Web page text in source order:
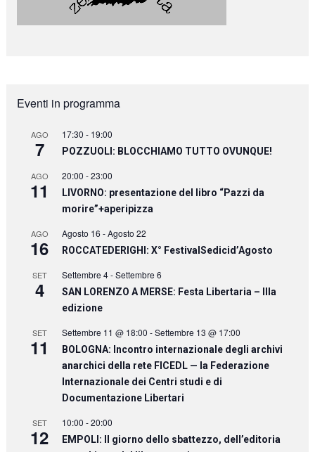
Eventi in programma
AGO
7
17:30 - 19:00
POZZUOLI: BLOCCHIAMO TUTTO OVUNQUE!
AGO
11
20:00 -23:00
LIVORNO: presentazione del libro “Pazzi da
morire”+aperipizza
AGO
16
Agosto 16 -Agosto 22
ROCCATEDERIGHI: X° FestivalSedicid’Agosto
SET
4
Settembre 4-Settembre 6
SAN LORENZO A MERSE: Festa Libertaria – IIIa
edizione
SET
11
Settembre 11 @ 18:00 -Settembre 13 @ 17:00
BOLOGNA: Incontro internazionale degli archivi
anarchici della rete FICEDL — la Federazione
Internazionale dei Centri studi e di
Documentazione Libertari
SET
12
10:00 -20:00
EMPOLI: Il giorno dello sbattezzo, dell’editoria